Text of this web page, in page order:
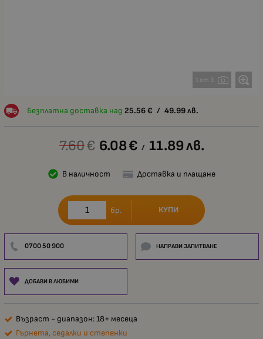
1 от 3
Безплатна доставка над 25.56 € / 49.99 лв.
7.60€ 6.08€ / 11.89лв.
В наличност Доставка и плащане
бр. КУПИ
0700 50 900 НАПРАВИ ЗАПИТВАНЕ
ДОБАВИ В ЛЮБИМИ
Възраст - диапазон: 18+ месеца
Гърнета, седалки и степенки